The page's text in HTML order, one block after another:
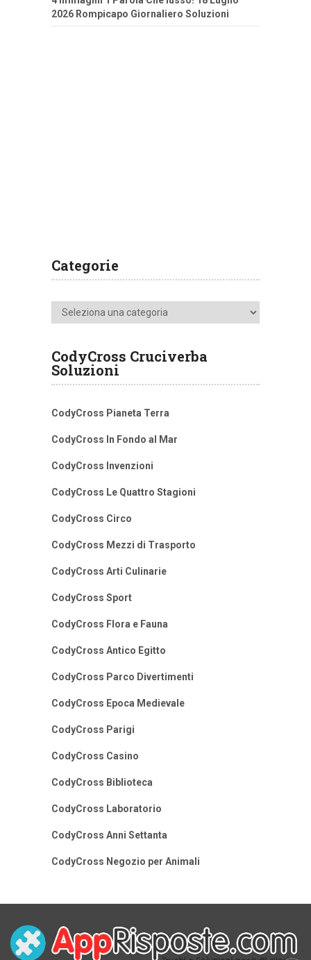
2026 Rompicapo Giornaliero Soluzioni
Categorie
Categorie
CodyCross Cruciverba
Soluzioni
CodyCross Pianeta Terra
CodyCross In Fondo al Mar
CodyCross Invenzioni
CodyCross Le Quattro Stagioni
CodyCross Circo
CodyCross Mezzi di Trasporto
CodyCross Arti Culinarie
CodyCross Sport
CodyCross Flora e Fauna
CodyCross Antico Egitto
CodyCross Parco Divertimenti
CodyCross Epoca Medievale
CodyCross Parigi
CodyCross Casino
CodyCross Biblioteca
CodyCross Laboratorio
CodyCross Anni Settanta
CodyCross Negozio per Animali